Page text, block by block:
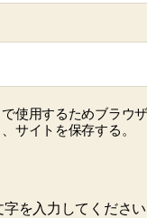
使用するためブラウ
サイトを保存する。
を入力してください